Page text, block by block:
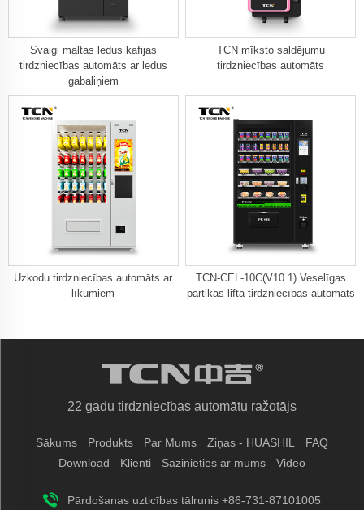
Svaigi maltas ledus kafijas
tirdzniecības automāts ar ledus
gabaliņiem
TCN mīksto saldējumu
tirdzniecības automāts
Uzkodu tirdzniecības automāts ar
līkumiem
TCN-CEL-10C(V10.1) Veselīgas
pārtikas lifta tirdzniecības automāts
22 gadu tirdzniecības automātu ražotājs
Sākums Produkts Par Mums Ziņas - HUASHIL
FAQ
Download
Klienti Sazinieties ar mums Video
Pārdošanas uzticības tālrunis +86-731-87101005